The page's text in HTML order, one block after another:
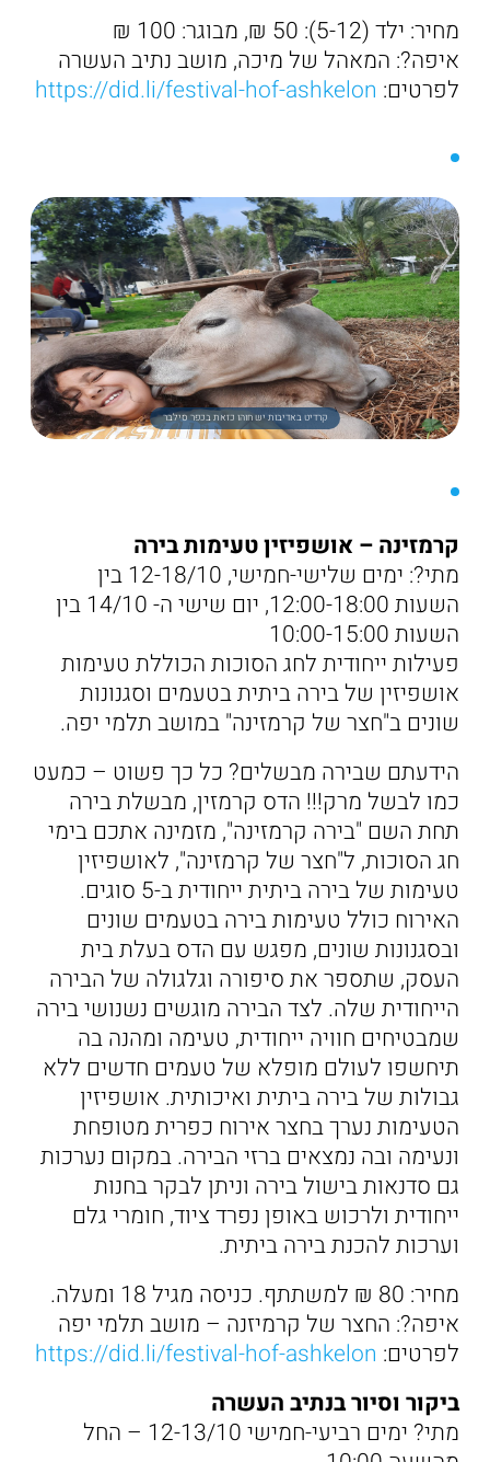
מחיר: ילד (5-12): 50 ₪, מבוגר: 100 ₪
איפה?: המאהל של מיכה, מושב נתיב העשרה
לפרטים: https://did.li/festival-hof-ashkelon
קרדיט באדיבות יש חוהו כזאת בכפר סילבר
קרמזינה – אושפיזין טעימות בירה
מתי?: ימים שלישי-חמישי, 12-18/10 בין
השעות 12:00-18:00, יום שישי ה- 14/10 בין
השעות 10:00-15:00
פעילות ייחודית לחג הסוכות הכוללת טעימות
אושפיזין של בירה ביתית בטעמים וסגנונות
שונים ב"חצר של קרמזינה" במושב תלמי יפה.
הידעתם שבירה מבשלים? כל כך פשוט – כמעט
כמו לבשל מרק!!! הדס קרמזין, מבשלת בירה
תחת השם "בירה קרמזינה", מזמינה אתכם בימי
חג הסוכות, ל"חצר של קרמזינה", לאושפיזין
טעימות של בירה ביתית ייחודית ב-5 סוגים.
האירוח כולל טעימות בירה בטעמים שונים
ובסגנונות שונים, מפגש עם הדס בעלת בית
העסק, שתספר את סיפורה וגלגולה של הבירה
הייחודית שלה. לצד הבירה מוגשים נשנושי בירה
שמבטיחים חוויה ייחודית, טעימה ומהנה בה
תיחשפו לעולם מופלא של טעמים חדשים ללא
גבולות של בירה ביתית ואיכותית. אושפיזין
הטעימות נערך בחצר אירוח כפרית מטופחת
ונעימה ובה נמצאים ברזי הבירה. במקום נערכות
גם סדנאות בישול בירה וניתן לבקר בחנות
ייחודית ולרכוש באופן נפרד ציוד, חומרי גלם
וערכות להכנת בירה ביתית.
מחיר: 80 ₪ למשתתף. כניסה מגיל 18 ומעלה.
איפה?: החצר של קרמיזנה – מושב תלמי יפה
לפרטים: https://did.li/festival-hof-ashkelon
ביקור וסיור בנתיב העשרה
מתי? ימים רביעי-חמישי 12-13/10 – החל